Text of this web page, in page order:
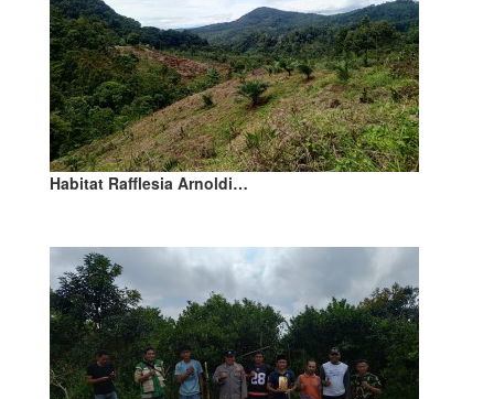
Habitat Rafflesia Arnoldi…